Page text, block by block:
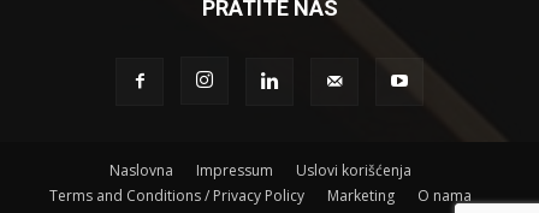
PRATITE NAS
Naslovna Impressum
Uslovi korišćenja
Terms and Conditions / Privacy Policy
Marketing
O nama